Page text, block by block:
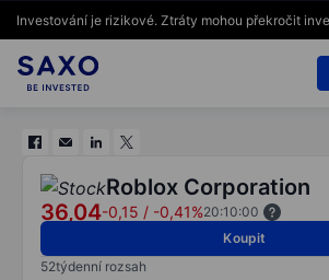
Investování je rizikové. Ztráty mohou překročit
Roblox Corporation
36,04-0,15 / -0,41%20:10:00
Koupit
52týdenní rozsah